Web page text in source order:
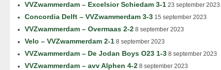
VVZwammerdam – Excelsior Schiedam 3-1 23 september 2023
Concordia Delft – VVZwammerdam 3-3 15 september 2023
VVZwammerdam – Overmaas 2-2 8 september 2023
Velo – VVZwammerdam 2-1 8 september 2023
VVZwammerdam – De Jodan Boys O23 1-3 8 september 2023
VVZwammerdam – avv Alphen 4-2 8 september 2023